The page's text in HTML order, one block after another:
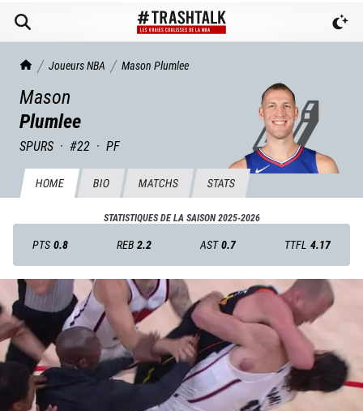
TrashTalk Actu NBA
Joueurs NBA Mason Plumlee
Mason
Plumlee
SPURS · #22 · PF
HOME BIO MATCHS STATS
STATISTIQUES DE LA SAISON2025-2026
PTS 0.8 REB 2.2 AST 0.7 TTFL 4.17